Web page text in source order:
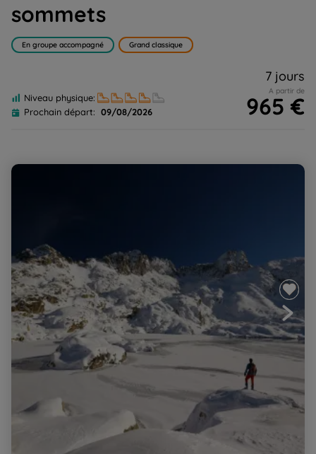
sommets
En groupe accompagné Grand classique
Niveau physique:
Prochain départ: 09/08/2026
7 jours
A partir de
965 €
Réveillon douillet à Luz Saint-Sauveur